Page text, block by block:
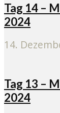
Tag 14 –
2024
14.
Tag 13 –
2024